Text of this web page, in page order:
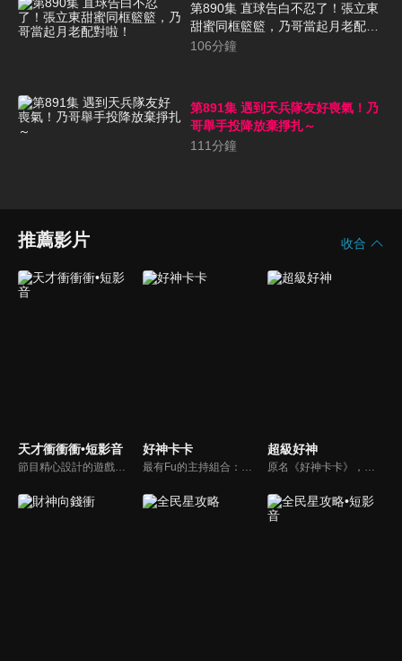
第890集 直球告白不忍了！張立東
甜蜜同框籃籃，乃哥當起月老配對
啦！
106分鐘
第891集 遇到天兵隊友好喪氣！乃
哥舉手投降放棄掙扎～
111分鐘
推薦影片 收合
天才衝衝衝•短影音 好神卡卡 超級好神